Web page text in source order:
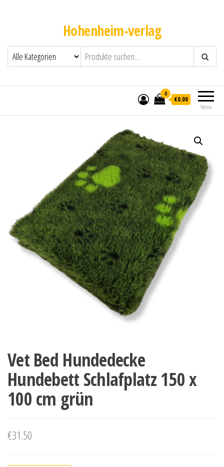
Hohenheim-verlag
Menü
0
€0.00
Vet Bed Hundedecke
Hundebett Schlafplatz 150 x
100 cm grün
€31.50